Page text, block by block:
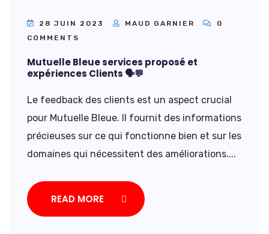
28 JUIN 2023 MAUD GARNIER
0
COMMENTS
Mutuelle Bleue services proposé et
expériences Clients 🗣️💬
Le feedback des clients est un aspect crucial
pour Mutuelle Bleue. Il fournit des informations
précieuses sur ce qui fonctionne bien et sur les
domaines qui nécessitent des améliorations....
READ MORE